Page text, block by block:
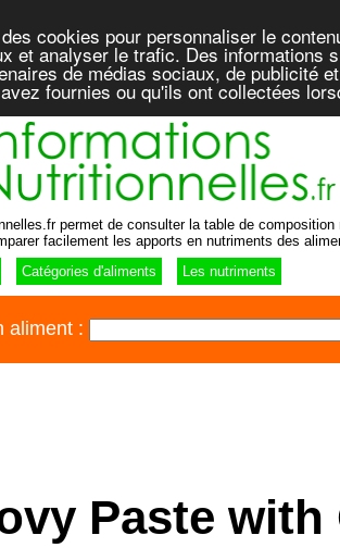
cookies pour personnaliser le
et analyser le trafic. Des informations
de médias sociaux, de publicité
fournies ou qu'ils ont collectées
permet de consulter la table de
facilement les apports en nutriments des
Catégories d'aliments Les nutriments
aliment :
Paste